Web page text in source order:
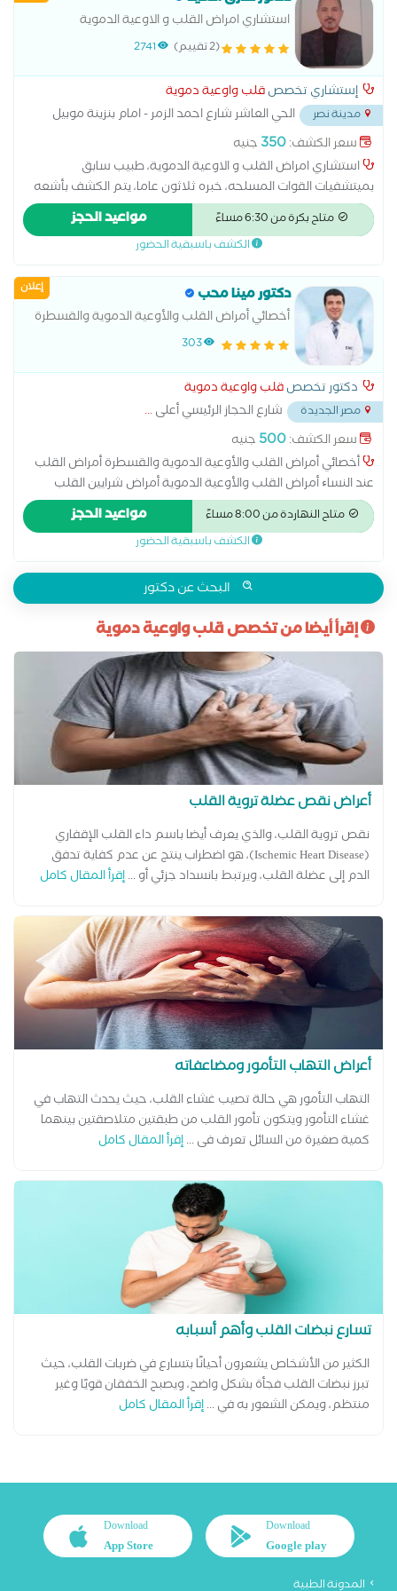
الدهون والكوليسترول فى الدم علاج قصور الشريان التاجى علاج
هبوط عضلة القلب متابعة النشاط الروماتيزمي والحمى الروماتيزمية
متابعة ما بعد التوسيع وتركيب الدعمات لشرايين القلب مرض
الشريان التاجي
استشاري امراض القلب و الاوعية الدموية
(2 تقييم) 2741
إستشاري تخصصقلب واوعية دموية
مدينة نصر
الحي العاشر شارع احمد الزمر - امام بنزينة موبيل
سعر الكشف:350 جنيه
استشاري امراض القلب و الاوعية الدموية، طبيب سابق
بميتشفيات القوات المسلحه، خبره ثلاثون عاما، يتم الكشف بأشعه
الموجات فوق الصوتيه (الايكو ) ، و كذالك رسام القلب الكهربائى
،،،،،،،،،،،،،،،،،،،،،،،،،،،،،،،،،
متاح بكرة من 6:30 مساءً مواعيد الحجز
الكشف باسبقية الحضور
إعلان دكتور مينا محب
أخصائي أمراض القلب والأوعية الدموية والقسطرة
303
دكتور تخصصقلب واوعية دموية
مصر الجديدة شارع الحجاز الرئيسي أعلى...
سعر الكشف:500 جنيه
أخصائي أمراض القلب والأوعية الدموية والقسطرة أمراض القلب
عند النساﺀ أمراض القلب والأوعية الدموية أمراض شرايين القلب
والذبحة الصدرية وارتقاع ضغط الدم أمراض صمام القلب اتساع عضلة
القلب اضطرابات نبض القلب اعتلال عضلة القلب الاكتشاف المبكر
لامراض القلب والشرايين التهاب بطانة القلب القسطرة التشخيصية
القلب بالمجهود علاج ارتفاع نسبة الدهون والكوليسترول فى الدم
علاج قصور الشريان التاجى علاج هبوط عضلة القلب متابعة النشاط
الروماتيزمي والحمى الروماتيزمية متابعة ما بعد التوسيع وتركيب
الدعمات لشرايين القلب مرض الشريان التاجي
متاح النهاردة من 8:00 مساءً مواعيد الحجز
الكشف باسبقية الحضور
البحث عن دكتور
إقرأ أيضا من تخصص قلب واوعية دموية
أعراض نقص عضلة تروية القلب
نقص تروية القلب، والذي يعرف أيضا باسم داء القلب الإقفاري
(Ischemic Heart Disease)، هو اضطراب ينتج عن عدم كفاية تدفق
الدم إلى عضلة القلب، ويرتبط بانسداد جزئي أو ...إقرأ المقال كامل
أعراض التهاب التأمور ومضاعفاته
التهاب التأمور هي حالة تصيب غشاء القلب، حيث يحدث التهاب في
غشاء التأمور ويتكون تأمور القلب من طبقتين متلاصقتين بينهما
كمية صغيرة من السائل تعرف فى ...إقرأ المقال كامل
تسارع نبضات القلب وأهم أسبابه
الكثير من الأشخاص يشعرون أحيانًا بتسارع في ضربات القلب، حيث
تبرز نبضات القلب فجأة بشكل واضح، ويصبح الخفقان قويًا وغير
منتظم، ويمكن الشعور به في ...إقرأ المقال كامل
Download
Google play
Download
App Store
المدونة الطبية